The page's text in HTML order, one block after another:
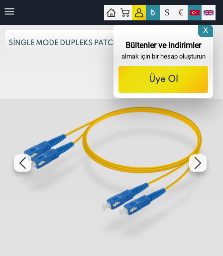
₺ $ €
SINGLE MODE DUPLEKS PATCH CORD
X
Bültenler ve indirimler
almak için bir hesap oluşturun
Üye Ol